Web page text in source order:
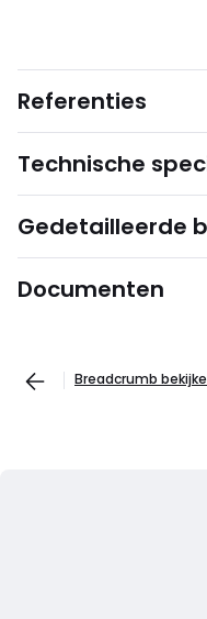
Referenties
Technische
Gedetailleerde
Documenten
Breadcrumb